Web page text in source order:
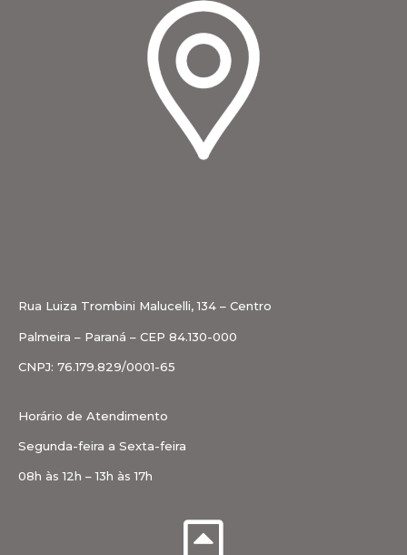
Rua Luiza Trombini Malucelli, 134 – Centro
Palmeira – Paraná – CEP 84.130-000
CNPJ: 76.179.829/0001-65
Horário de Atendimento
Segunda-feira a Sexta-feira
08h às 12h – 13h às 17h